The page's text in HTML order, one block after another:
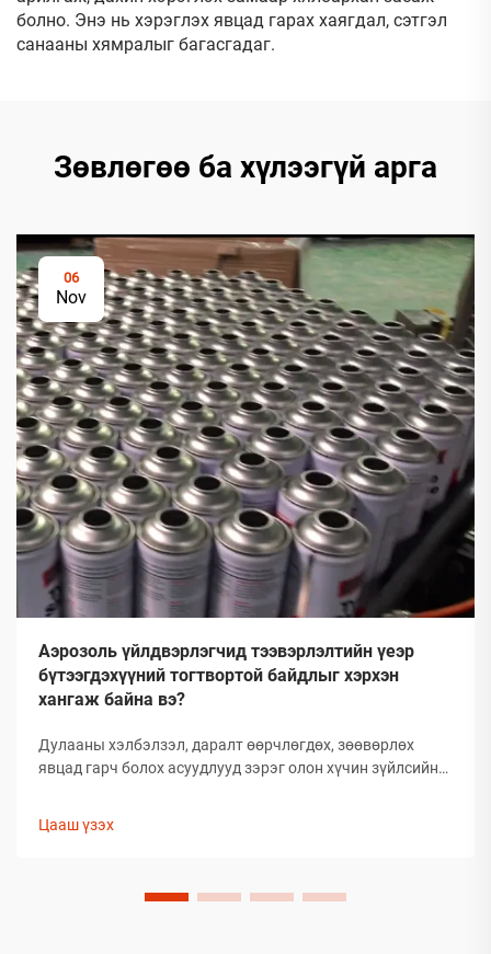
болно. Энэ нь хэрэглэх явцад гарах хаягдал, сэтгэл
санааны хямралыг багасгадаг.
Зөвлөгөө ба хүлээгүй арга
06
Nov
Аэрозоль үйлдвэрлэгчид тээвэрлэлтийн үеэр
бүтээгдэхүүний тогтвортой байдлыг хэрхэн
хангаж байна вэ?
Дулааны хэлбэлзэл, даралт өөрчлөгдөх, зөөвөрлөх
явцад гарч болох асуудлууд зэрэг олон хүчин зүйлсийн
байдлыг хадгалахад тооless дундаа сорилтуудтай
арга хэмжээ авах шаардлагатай.
Цааш үзэх